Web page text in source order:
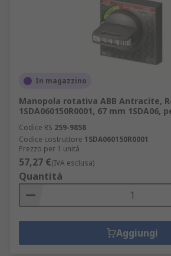
In magazzino
Manopola rotativa ABB Antracite,
1SDA060150R0001, 67 mm 1SDA06,
Codice RS 259-9858
Codice costruttore 1SDA060150R0001
Prezzo per 1 unità
57,27 €(IVA esclusa)
Quantità
Aggiungi